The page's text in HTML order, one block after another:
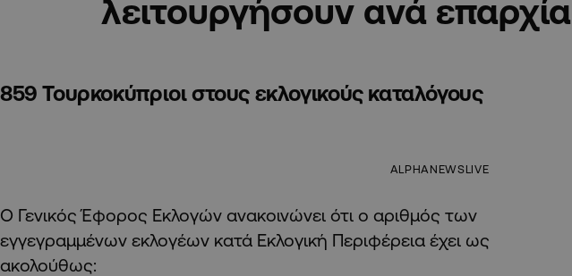
λειτουργήσουν ανά επαρχία
859 Τουρκοκύπριοι στους εκλογικούς καταλόγους
ALPHANEWSLIVE
Ο Γενικός Έφορος Εκλογών ανακοινώνει ότι ο αριθμός των
εγγεγραμμένων εκλογέων κατά Εκλογική Περιφέρεια έχει ως
ακολούθως: